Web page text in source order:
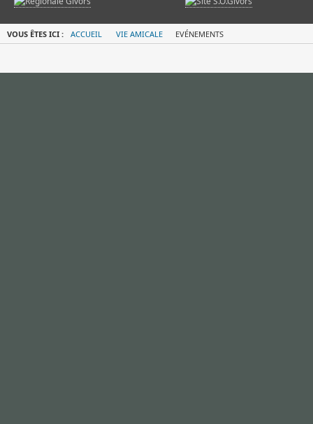
VOUS ÊTES ICI : ACCUEIL VIE AMICALE EVÉNEMENTS